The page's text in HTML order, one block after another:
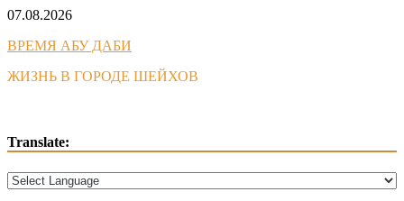
Skip
content
07.08.2026
ВРЕМЯ АБУ ДАБИ
ЖИЗНЬ В ГОРОДЕ ШЕЙХОВ
Translate: